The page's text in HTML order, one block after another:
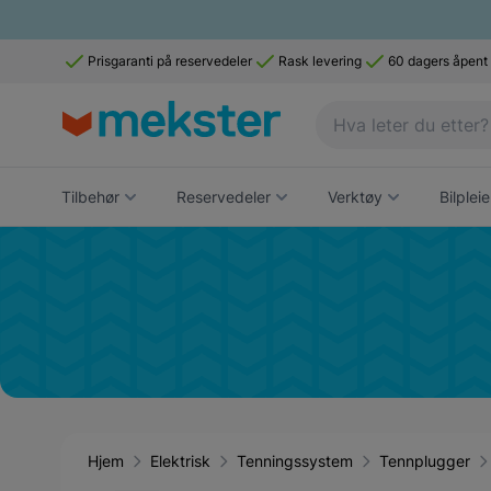
Prisgaranti på reservedeler Rask levering 60 dagers åpent
Tilbehør Reservedeler Verktøy Bilpleie
Hjem Elektrisk Tenningssystem Tennplugger